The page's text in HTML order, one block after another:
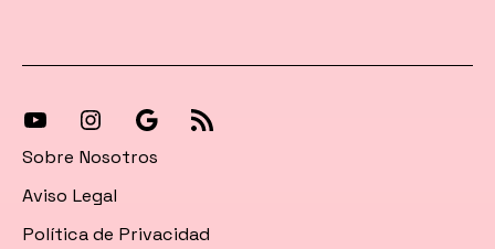
[27-
icon
icon=»fa
fa-
[27-
icon
icon=»fa
fa-
Síguenos
News
Sobre Nosotros
Aviso Legal
Política de Privacidad